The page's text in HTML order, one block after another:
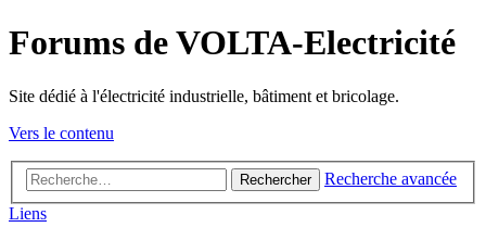
Forums de VOLTA-Electricité
Site dédié à l'électricité industrielle, bâtiment et bricolage.
Vers le contenu
Rechercher
Recherche avancée
Liens